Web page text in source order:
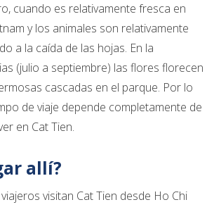
cuando es relativamente fresca en
y los animales son relativamente
a la caída de las hojas. En la
(julio a septiembre) las flores florecen
cascadas en el parque. Por lo
de viaje depende completamente de
en Cat Tien.
allí?
visitan Cat Tien desde Ho Chi